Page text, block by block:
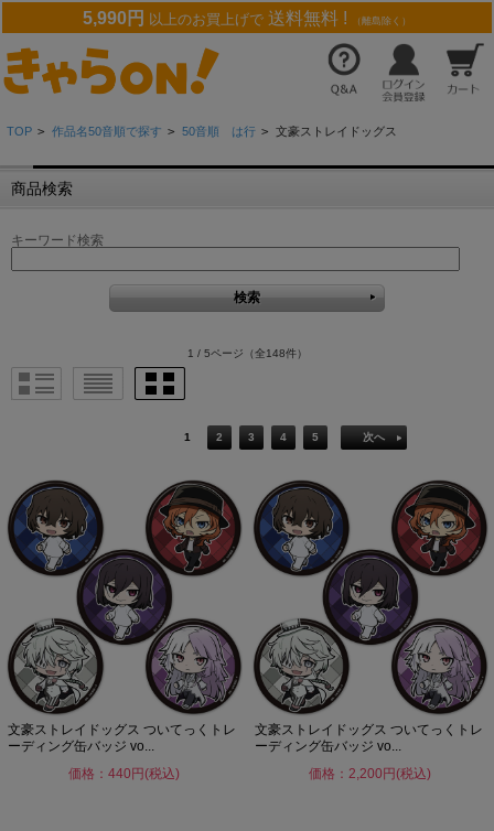
5,990円 以上のお買上げで 送料無料 ! （離島除く）
TOP > 作品名50音順で探す > 50音順 は行 > 文豪ストレイドッグス
商品検索
キーワード検索
1 / 5ページ （全148件）
1 2 3 4 5 次へ
文豪ストレイドッグス ついてっくトレ
ーディング缶バッジ vo...
価格：440円(税込)
文豪ストレイドッグス ついてっくトレ
ーディング缶バッジ vo...
価格：2,200円(税込)